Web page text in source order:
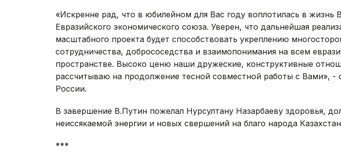
«Искренне рад, что в юбилейном для Вас году воплотилась в жизнь
Евразийского экономического союза. Уверен, что дальнейшая
масштабного проекта будет способствовать укреплению
сотрудничества, добрососедства и взаимопонимания на всем
пространстве. Высоко ценю наши дружеские, конструктивные
рассчитываю на продолжение тесной совместной работы с Вами», -
России.
В завершение В.Путин пожелал Нурсултану Назарбаеву здоровья,
неиссякаемой энергии и новых свершений на благо народа
***